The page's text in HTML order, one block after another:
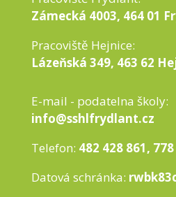
Zámecká 4003, 464 01
Pracoviště Hejnice:
Lázeňská 349, 463 62
E-mail - podatelna školy:
info@sshlfrydlant.cz
Telefon: 482 428 861,
Datová schránka: